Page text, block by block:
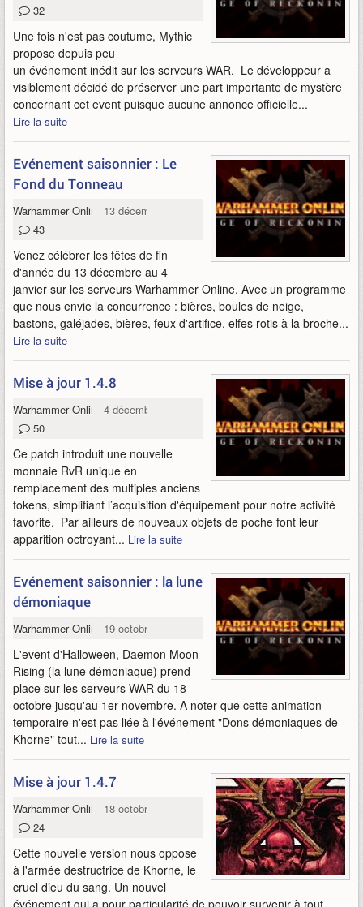
32
Une fois n'est pas coutume, Mythic
propose depuis peu
un événement inédit sur les serveurs WAR. Le développeur a
visiblement décidé de préserver une part importante de mystère
concernant cet event puisque aucune annonce officielle...
Lire la suite
Evénement saisonnier : Le
Fond du Tonneau
Warhammer Online
13 décembre 2012
43
Venez célébrer les fêtes de fin
d'année du 13 décembre au 4
janvier sur les serveurs Warhammer Online. Avec un programme
que nous envie la concurrence : bières, boules de neige,
bastons, galéjades, bières, feux d'artifice, elfes rotis à la broche...
Lire la suite
Mise à jour 1.4.8
Warhammer Online
4 décembre 2012
50
Ce patch introduit une nouvelle
monnaie RvR unique en
remplacement des multiples anciens
tokens, simplifiant l’acquisition d'équipement pour notre activité
favorite. Par ailleurs de nouveaux objets de poche font leur
apparition octroyant... Lire la suite
Evénement saisonnier : la lune
démoniaque
Warhammer Online 19 octobre 2012
L'event d'Halloween, Daemon Moon
Rising (la lune démoniaque) prend
place sur les serveurs WAR du 18
octobre jusqu'au 1er novembre. A noter que cette animation
temporaire n'est pas liée à l'événement "Dons démoniaques de
Khorne" tout... Lire la suite
Mise à jour 1.4.7
Warhammer Online
18 octobre 2012
24
Cette nouvelle version nous oppose
à l'armée destructrice de Khorne, le
cruel dieu du sang. Un nouvel
événement qui a pour particularité de pouvoir survenir à tout